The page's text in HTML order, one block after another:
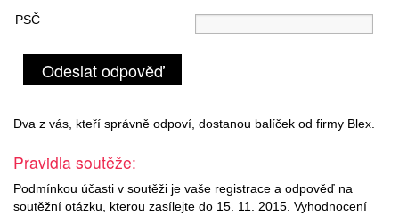
PSČ
Odeslat odpověď
Dva z vás, kteří správně odpoví, dostanou balíček od firmy Blex.
Pravidla soutěže:
Podmínkou účasti v soutěži je vaše registrace a odpověď na
soutěžní otázku, kterou zasílejte do 15. 11. 2015. Vyhodnocení